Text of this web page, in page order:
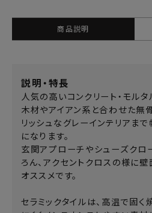
商品説明
説明・特長
人気の高いコンクリート・モルタ
木材やアイアン系と合わせた無
リッシュなグレーインテリアま
になります。
玄関アプローチやシューズクロ
ろん、アクセントクロスの様に
オススメです。
セラミックタイルは、高温で固